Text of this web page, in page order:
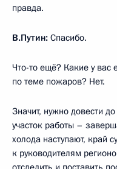
правда.
В.Путин: Спасибо.
Что-то ещё? Какие у вас
по теме пожаров? Нет.
Значит, нужно довести
участок работы –
холода наступают, край
к руководителям